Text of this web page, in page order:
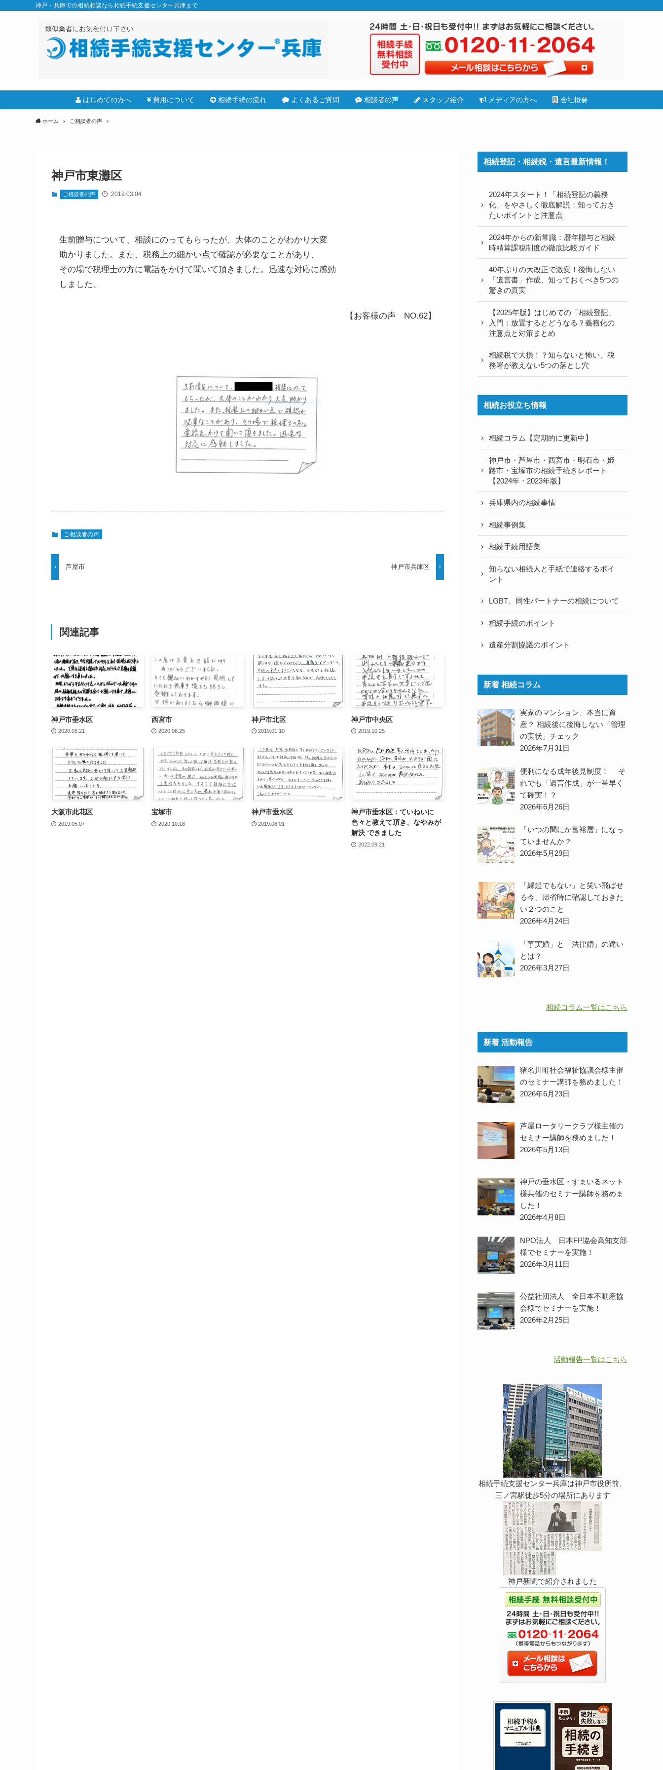
神戸・兵庫での相続相談なら相続手続支援センター兵庫まで
はじめての方へ 費用について 相続手続の流れ よくあるご質問 相談者の声 スタッフ紹介 メディアの方へ 会社概要
ホーム ご相談者の声
神戸市東灘区
ご相談者の声 2019.03.04
生前贈与について、相談にのってもらったが、大体のことがわかり大変
助かりました。また、税務上の細かい点で確認が必要なことがあり、
その場で税理士の方に電話をかけて聞いて頂きました。迅速な対応に感動
しました。
【お客様の声 NO.62】
ご相談者の声
芦屋市 神戸市兵庫区
関連記事
神戸市垂水区
2020.05.21
西宮市
2020.06.25
神戸市北区
2019.01.10
神戸市中央区
2019.10.25
大阪市此花区
2019.05.07
宝塚市
2020.10.18
神戸市垂水区
2019.08.01
神戸市垂水区：ていねいに
色々と教えて頂き、なやみが
解決 できました
2022.09.21
相続登記・相続税・遺言最新情報！
2024年スタート！「相続登記の義務
化」をやさしく徹底解説：知っておき
たいポイントと注意点
2024年からの新常識：暦年贈与と相続
時精算課税制度の徹底比較ガイド
40年ぶりの大改正で激変！後悔しない
「遺言書」作成、知っておくべき5つの
驚きの真実
【2025年版】はじめての「相続登記」
入門：放置するとどうなる？義務化の
注意点と対策まとめ
相続税で大損！？知らないと怖い、税
務署が教えない5つの落とし穴
相続お役立ち情報
相続コラム【定期的に更新中】
神戸市・芦屋市・西宮市・明石市・姫
路市・宝塚市の相続手続きレポート
【2024年・2023年版】
兵庫県内の相続事情
相続事例集
相続手続用語集
知らない相続人と手紙で連絡するポイ
ント
LGBT、同性パートナーの相続について
相続手続のポイント
遺産分割協議のポイント
新着 相続コラム
実家のマンション、本当に資
産？ 相続後に後悔しない「管理
の実状」チェック
2026年7月31日
便利になる成年後見制度！ そ
れでも「遺言作成」が一番早く
て確実！？
2026年6月26日
「いつの間にか富裕層」になっ
ていませんか？
2026年5月29日
「縁起でもない」と笑い飛ばせ
る今、帰省時に確認しておきた
い２つのこと
2026年4月24日
「事実婚」と「法律婚」の違い
とは？
2026年3月27日
相続コラム一覧はこちら
新着 活動報告
猪名川町社会福祉協議会様主催
のセミナー講師を務めました！
2026年6月23日
芦屋ロータリークラブ様主催の
セミナー講師を務めました！
2026年5月13日
神戸の垂水区・すまいるネット
様共催のセミナー講師を務めま
した！
2026年4月8日
NPO法人 日本FP協会高知支部
様でセミナーを実施！
2026年3月11日
公益社団法人 全日本不動産協
会様でセミナーを実施！
2026年2月25日
活動報告一覧はこちら
相続手続支援センター兵庫は神戸市役所前、
三ノ宮駅徒歩5分の場所にあります
神戸新聞で紹介されました